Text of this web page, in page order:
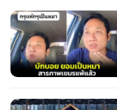
• Motoring
• เกม
• วิทยาศาสตร์
• SMEs
• หุ้น